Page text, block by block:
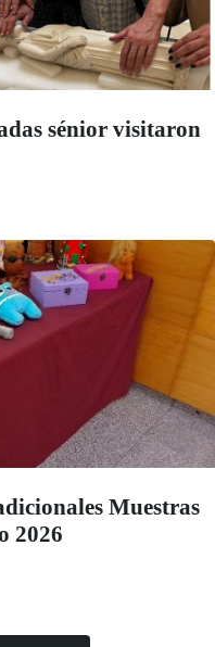
sénior visitaron
Muestras
2026